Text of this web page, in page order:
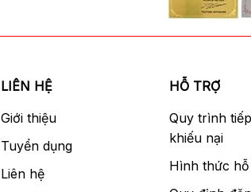
LIÊN HỆ
Giới thiệu
Tuyển dụng
Liên hệ
HỖ TRỢ
Quy trình
khiếu nại
Hình thức